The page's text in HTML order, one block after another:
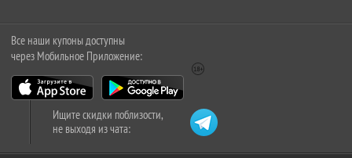
Все наши купоны доступны
через Мобильное Приложение:
Ищите скидки поблизости,
не выходя из чата: